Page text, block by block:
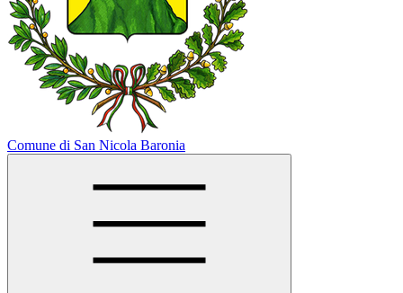
Comune di San Nicola Baronia